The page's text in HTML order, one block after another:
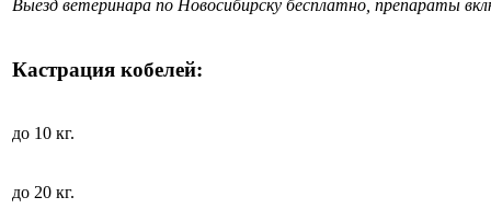
Выезд ветеринара по Новосибирску бесплатно, препараты
Кастрация кобелей:
до 10 кг.
до 20 кг.